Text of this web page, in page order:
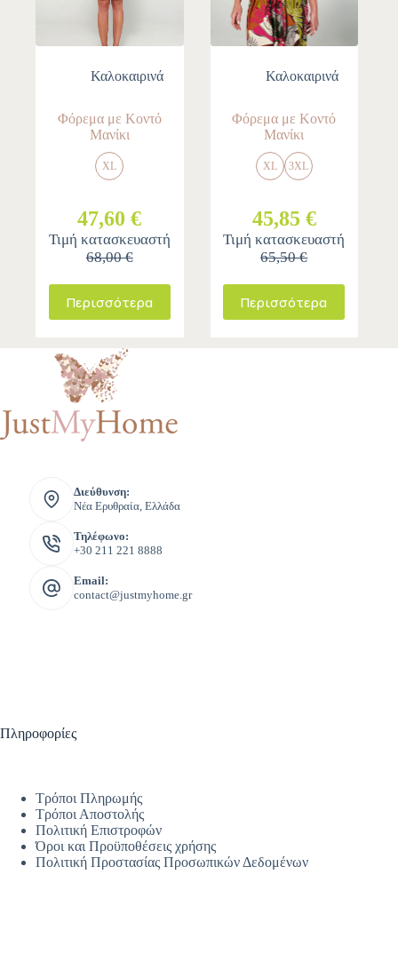
Καλοκαιρινά
Φόρεμα με Κοντό
Μανίκι
XL
47,60 €
Τιμή κατασκευαστή
68,00 €
Περισσότερα
Καλοκαιρινά
Φόρεμα με Κοντό
Μανίκι
XL 3XL
45,85 €
Τιμή κατασκευαστή
65,50 €
Περισσότερα
Διεύθυνση:
Νέα Ερυθραία, Ελλάδα
Τηλέφωνο:
+30 211 221 8888
Email:
contact@justmyhome.gr
Πληροφορίες
Τρόποι Πληρωμής
Τρόποι Αποστολής
Πολιτική Επιστροφών
Όροι και Προϋποθέσεις χρήσης
Πολιτική Προστασίας Προσωπικών Δεδομένων